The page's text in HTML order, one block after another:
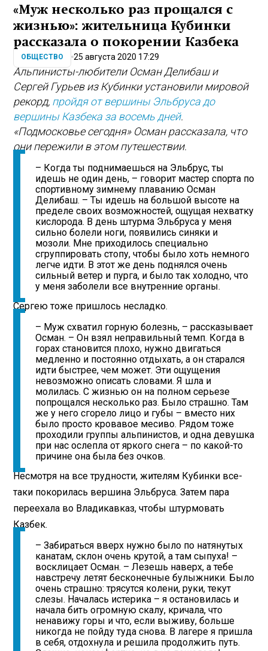
«Муж несколько раз прощался с
жизнью»: жительница Кубинки
рассказала о покорении Казбека
ОБЩЕСТВО 25 августа 2020 17:29
Альпинисты-любители Осман Делибаш и
Сергей Гурьев из Кубинки установили мировой
рекорд, пройдя от вершины Эльбруса до
вершины Казбека за восемь дней.
«Подмосковье сегодня» Осман рассказала, что
они пережили в этом путешествии.
– Когда ты поднимаешься на Эльбрус, ты
идешь не один день, – говорит мастер спорта по
спортивному зимнему плаванию Осман
Делибаш. – Ты идешь на большой высоте на
пределе своих возможностей, ощущая нехватку
кислорода. В день штурма Эльбруса у меня
сильно болели ноги, появились синяки и
мозоли. Мне приходилось специально
сгруппировать стопу, чтобы было хоть немного
легче идти. В этот же день поднялся очень
сильный ветер и пурга, и было так холодно, что
у меня заболели все внутренние органы.
Сергею тоже пришлось несладко.
– Муж схватил горную болезнь, – рассказывает
Осман. – Он взял неправильный темп. Когда в
горах становится плохо, нужно двигаться
медленно и постоянно отдыхать, а он старался
идти быстрее, чем может. Эти ощущения
невозможно описать словами. Я шла и
молилась. С жизнью он на полном серьезе
попрощался несколько раз. Было страшно. Там
же у него сгорело лицо и губы – вместо них
было просто кровавое месиво. Рядом тоже
проходили группы альпинистов, и одна девушка
при нас ослепла от яркого снега – по какой-то
причине она была без очков.
Несмотря на все трудности, жителям Кубинки все-
таки покорилась вершина Эльбруса. Затем пара
переехала во Владикавказ, чтобы штурмовать
Казбек.
– Забираться вверх нужно было по натянутых
канатам, склон очень крутой, а там сыпуха! –
восклицает Осман. – Лезешь наверх, а тебе
навстречу летят бесконечные булыжники. Было
очень страшно: трясутся колени, руки, текут
слезы. Началась истерика – я остановилась и
начала бить огромную скалу, кричала, что
ненавижу горы и что, если выживу, больше
никогда не пойду туда снова. В лагере я пришла
в себя, отдохнула и решила продолжить путь.